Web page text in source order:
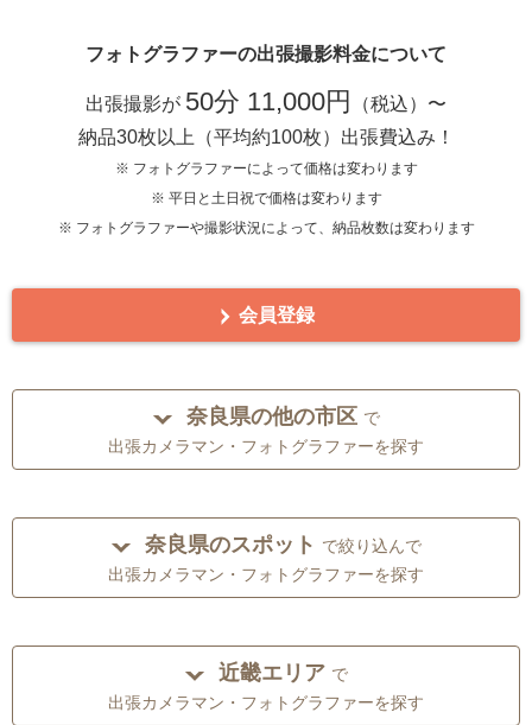
フォトグラファーの出張撮影料金について
出張撮影が 50分 11,000円
（税込）〜
納品30枚以上（平均約100枚）出張費込み！
※ フォトグラファーによって価格は変わります
※ 平日と土日祝で価格は変わります
※ フォトグラファーや撮影状況によって、納品枚数は変わります
会員登録
奈良県の他の市区 で
出張カメラマン・フォトグラファーを探す
奈良県のスポット で絞り込んで
出張カメラマン・フォトグラファーを探す
近畿エリア で
出張カメラマン・フォトグラファーを探す